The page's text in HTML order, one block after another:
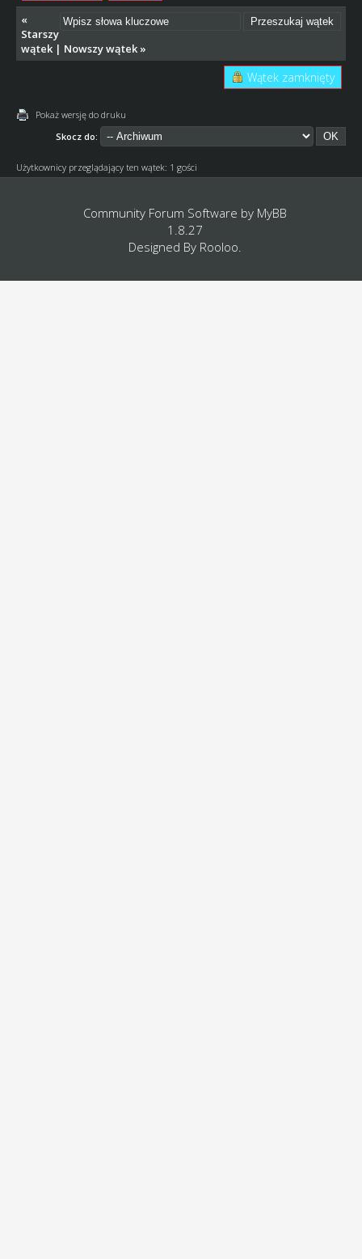
«
Starszy
wątek| Nowszy wątek»
Wątek zamknięty
Pokaż wersję do druku
Skocz do:
Użytkownicy przeglądający ten wątek: 1 gości
Community Forum Software by MyBB
1.8.27
Designed By Rooloo